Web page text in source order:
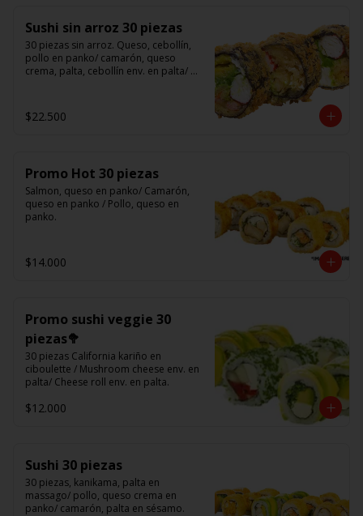
Sushi sin arroz 30 piezas
30 piezas sin arroz. Queso, cebollín,
pollo en panko/ camarón, queso
crema, palta, cebollín env. en palta/
(Foto referencial)
$22.500
Promo Hot 30 piezas
Salmon, queso en panko/ Camarón,
queso en panko / Pollo, queso en
panko.
$14.000
Promo sushi veggie 30
piezas🥦
30 piezas California kariño en
ciboulette / Mushroom cheese env. en
palta/ Cheese roll env. en palta.
$12.000
Sushi 30 piezas
30 piezas, kanikama, palta en
massago/ pollo, queso crema en
panko/ camarón, palta en sésamo.